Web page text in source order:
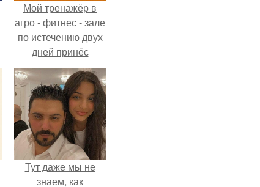
Мой тренажёр в
агро - фитнес - зале
по истечению двух
дней принёс
ощутимый
результат.
Тут даже мы не
знаем, как